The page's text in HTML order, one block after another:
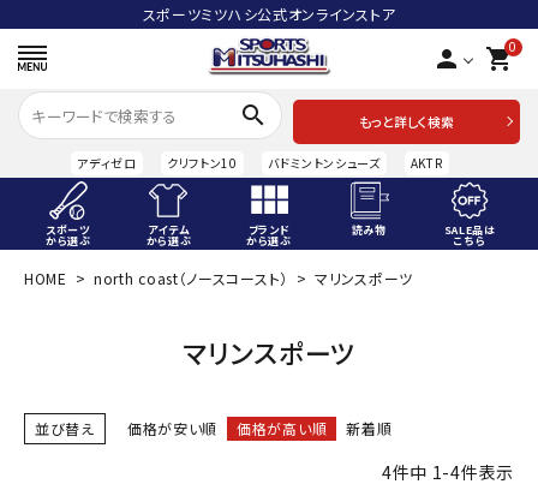
スポーツミツハシ公式オンラインストア
person 0
shopping_cart
search
もっと詳しく検索
アディゼロ クリフトン10 バドミントンシューズ AKTR
スポーツ
から選ぶ
アイテム
から選ぶ
ブランド
から選ぶ
読み物 SALE品は
こちら
ACCOUNT MENU
person
スポーツから選ぶ
HOME north coast（ノースコースト） マリンスポーツ
マリンスポーツ
並び替え 価格が安い順 価格が高い順 新着順
4件中 1-4件表示